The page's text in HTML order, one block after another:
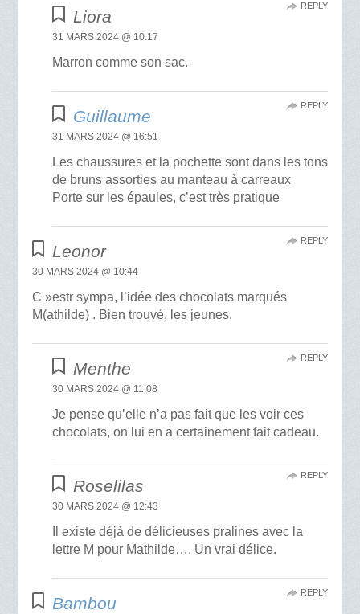
Liora
31 MARS 2024 @ 10:17
Marron comme son sac.
REPLY
Guillaume
31 MARS 2024 @ 16:51
Les chaussures et la pochette sont dans les tons
de bruns assorties au manteau à carreaux
Porte sur les épaules, c’est très pratique
REPLY
Leonor
30 MARS 2024 @ 10:44
C »estr sympa, l’idée des chocolats marqués
M(athilde) . Bien trouvé, les jeunes.
REPLY
Menthe
30 MARS 2024 @ 11:08
Je pense qu’elle n’a pas fait que les voir ces
chocolats, on lui en a certainement fait cadeau.
REPLY
Roselilas
30 MARS 2024 @ 12:43
Il existe déjà de délicieuses pralines avec la
lettre M pour Mathilde…. Un vrai délice.
REPLY
Bambou
REPLY